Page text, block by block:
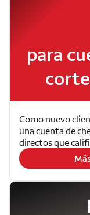
para
Como nuevo
una cuenta de
directos que